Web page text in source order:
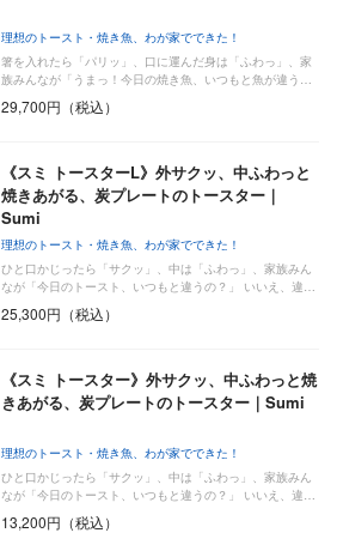
理想のトースト・焼き魚、わが家でできた！
箸を入れたら「パリッ」、口に運んだ身は「ふわっ」、家
族みんなが「うまっ！今日の焼き魚、いつもと魚が違う…
29,700円（税込）
《スミ トースターL》外サクッ、中ふわっと
焼きあがる、炭プレートのトースター｜
Sumi
理想のトースト・焼き魚、わが家でできた！
ひと口かじったら「サクッ」、中は「ふわっ」、家族みん
なが「今日のトースト、いつもと違うの？」 いいえ、違…
25,300円（税込）
《スミ トースター》外サクッ、中ふわっと焼
きあがる、炭プレートのトースター｜Sumi
理想のトースト・焼き魚、わが家でできた！
ひと口かじったら「サクッ」、中は「ふわっ」、家族みん
なが「今日のトースト、いつもと違うの？」 いいえ、違…
13,200円（税込）